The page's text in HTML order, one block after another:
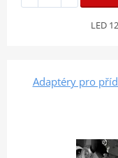
LED
Adaptéry pro